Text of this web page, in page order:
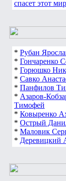
спасет этот
* Рубан
* Гончаренко
* Горюшко
* Савко
* Панфилов
* Азаров-
Тимофей
* Ковыренко
* Острый
* Маловик
* Деревицкий